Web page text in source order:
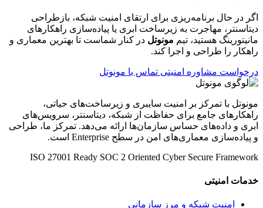
اگر در حال برنامه‌ریزی برای ارتقای امنیت شبکه، بازطراحی
دیتاسنتر، مهاجرت به زیرساخت ابری یا پیاده‌سازی راهکارهای
مانیتورینگ هستید، تیم مونوتل در کنار شماست تا بهترین معماری و
راهکار را طراحی و اجرا کند.
درخواست مشاوره امنیتی تماس با مونوتل
مونوتل با تمرکز بر امنیت سایبری و زیرساخت‌های حیاتی،
راهکارهای جامع برای حفاظت از شبکه، دیتاسنتر، سرویس‌های
ابری و داده‌های حساس سازمان‌ها ارائه می‌دهد. تمرکز ما، طراحی
و پیاده‌سازی معماری‌های امن در سطح Enterprise است.
ISO 27001 Ready SOC 2 Oriented Cyber Secure Framework
خدمات امنیتی
امنیت شبکه و مرز سازمانی